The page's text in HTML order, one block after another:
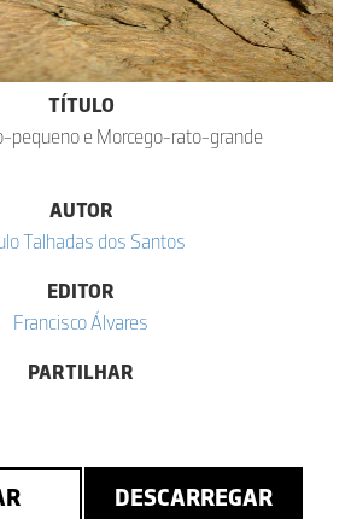
TÍTULO
pequeno e Morcego-rato-grande
AUTOR
Talhadas dos Santos
EDITOR
Francisco Álvares
PARTILHAR
DESCARREGAR